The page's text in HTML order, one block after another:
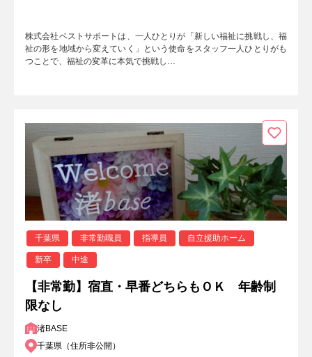
株式会社ベストサポートは、一人ひとりが「新しい福祉に挑戦し、福
祉の形を地域から変えていく」という使命をスタッフ一人ひとりがも
つことで、福祉の変革に本気で挑戦し…
千葉県 非常勤職員 指導員 自立援助ホーム
新卒 中途
【非常勤】宿直・早番どちらもＯＫ 年齢制
限なし
渚BASE
千葉県（住所非公開）